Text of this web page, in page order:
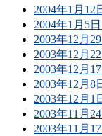
2004年1月
2004年1月5
2003年12月
2003年12月
2003年12月
2003年12月
2003年12月
2003年11月
2003年11月